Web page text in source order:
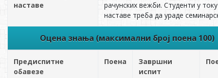
наставе
рачунских вежби. Студенти у току
наставе треба да ураде
Оцена знања (максимални број поена 100)
Предиспитне
обавезе
Поена
Завршни
испит